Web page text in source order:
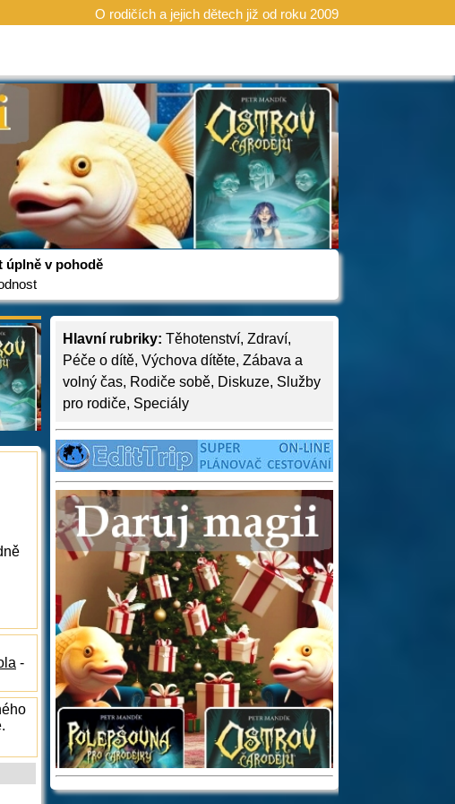
O rodičích a jejich dětech již od roku 2009
úplně v pohodě
Hlavní rubriky: Těhotenství, Zdraví,
Péče o dítě, Výchova dítěte, Zábava a
volný čas, Rodiče sobě, Diskuze, Služby
pro rodiče, Speciály
-